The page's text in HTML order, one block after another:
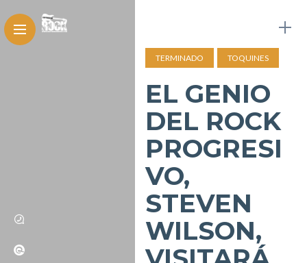
TERMINADO TOQUINES
EL GENIO
DEL ROCK
PROGRESI
VO,
STEVEN
WILSON,